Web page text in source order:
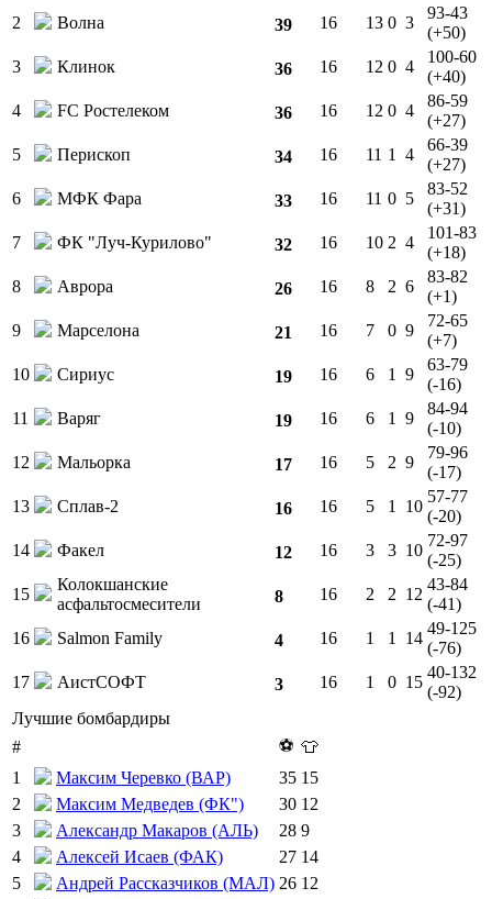
2
Волна 39 16 13 0 3
93-43
(+50)
3
Клинок 36 16 12 0 4
100-60
(+40)
4
FC Ростелеком 36 16 12 0 4
86-59
(+27)
5
Перископ 34 16 11 1 4
66-39
(+27)
6
МФК Фара 33 16 11 0 5
83-52
(+31)
7
ФК "Луч-Курилово" 32 16 10 2 4
101-83
(+18)
8
Аврора 26 16 8 2 6
83-82
(+1)
9
Марселона 21 16 7 0 9
72-65
(+7)
10
Сириус 19 16 6 1 9
63-79
(-16)
11
Варяг 19 16 6 1 9
84-94
(-10)
12
Мальорка 17 16 5 2 9
79-96
(-17)
13
Сплав-2 16 16 5 1 10
57-77
(-20)
14
Факел 12 16 3 3 10
72-97
(-25)
15
Колокшанские
асфальтосмесители
8 16 2 2 12
43-84
(-41)
16
Salmon Family 4 16 1 1 14
49-125
(-76)
17
АистСОФТ 3 16 1 0 15
40-132
(-92)
Лучшие бомбардиры
#
⚽ 👕
1
Максим Черевко (ВАР) 35 15
2
Максим Медведев (ФК") 30 12
3
Александр Макаров (АЛЬ) 28 9
4
Алексей Исаев (ФАК) 27 14
5
Андрей Рассказчиков (МАЛ) 26 12